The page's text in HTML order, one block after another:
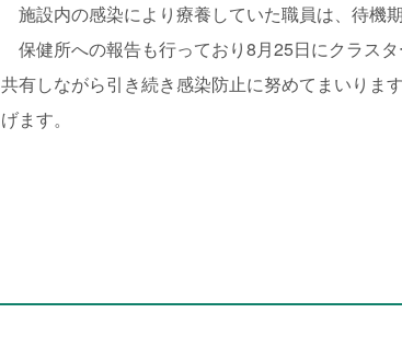
施設内の感染により療養していた職員は、待機
保健所への報告も行っており8月25日にクラス
共有しながら引き続き感染防止に努めてまいりま
げます。